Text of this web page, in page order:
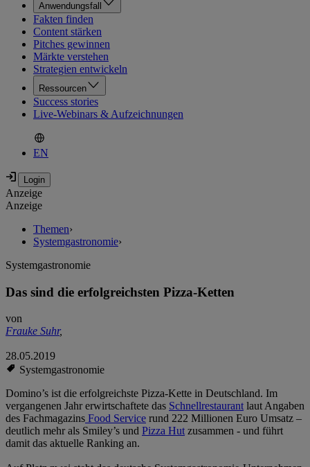
Anwendungsfall
Fakten finden
Content stärken
Pitches gewinnen
Märkte verstehen
Strategien entwickeln
Ressourcen
Success stories
Live-Webinars & Aufzeichnungen
EN
Anzeige
Anzeige
Themen›
Systemgastronomie›
Systemgastronomie
Das sind die erfolgreichsten Pizza-Ketten
von
Frauke Suhr,
28.05.2019
Systemgastronomie
Domino’s ist die erfolgreichste Pizza-Kette in Deutschland. Im
vergangenen Jahr erwirtschaftete das Schnellrestaurantlaut Angaben
des Fachmagazins Food Service rund 222 Millionen Euro Umsatz –
deutlich mehr als Smiley’s und Pizza Hutzusammen - und führt
damit das aktuelle Ranking an.